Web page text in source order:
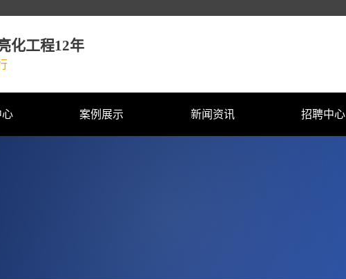
化工程12年
心 案例展示 新闻资讯 招聘中心